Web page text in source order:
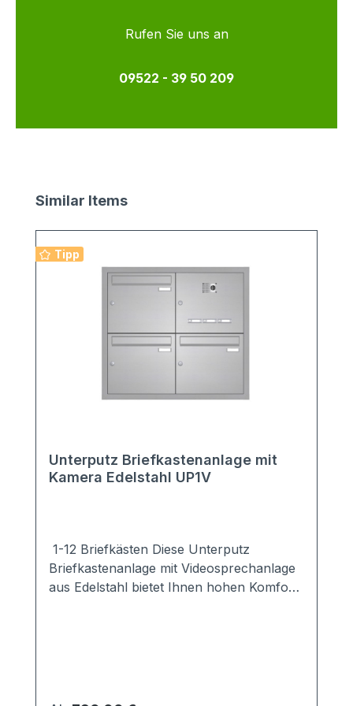
Rufen Sie uns an
09522 - 39 50 209
Produktgalerie überspringen
Similar Items
Tipp
Unterputz Briefkastenanlage mit
Kamera Edelstahl UP1V
1-12 Briefkästen Diese Unterputz
Briefkastenanlage mit Videosprechanlage
aus Edelstahl bietet Ihnen hohen Komfort
Wählen Sie die Variante "ohne